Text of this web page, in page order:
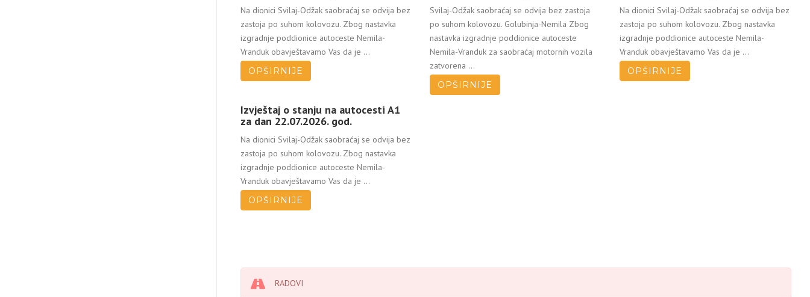
Na dionici Svilaj-Odžak saobraćaj se odvija bez
zastoja po suhom kolovozu. Zbog nastavka
izgradnje poddionice autoceste Nemila-
Vranduk obavještavamo Vas da je ...
OPŠIRNIJE
Svilaj-Odžak saobraćaj se odvija bez zastoja
po suhom kolovozu. Golubinja-Nemila Zbog
nastavka izgradnje poddionice autoceste
Nemila-Vranduk za saobraćaj motornih vozila
zatvorena ...
OPŠIRNIJE
Na dionici Svilaj-Odžak saobraćaj se odvija bez
zastoja po suhom kolovozu. Zbog nastavka
izgradnje poddionice autoceste Nemila-
Vranduk obavještavamo Vas da je ...
OPŠIRNIJE
Izvještaj o stanju na autocesti A1
za dan 22.07.2026. god.
Na dionici Svilaj-Odžak saobraćaj se odvija bez
zastoja po suhom kolovozu. Zbog nastavka
izgradnje poddionice autoceste Nemila-
Vranduk obavještavamo Vas da je ...
OPŠIRNIJE
RADOVI